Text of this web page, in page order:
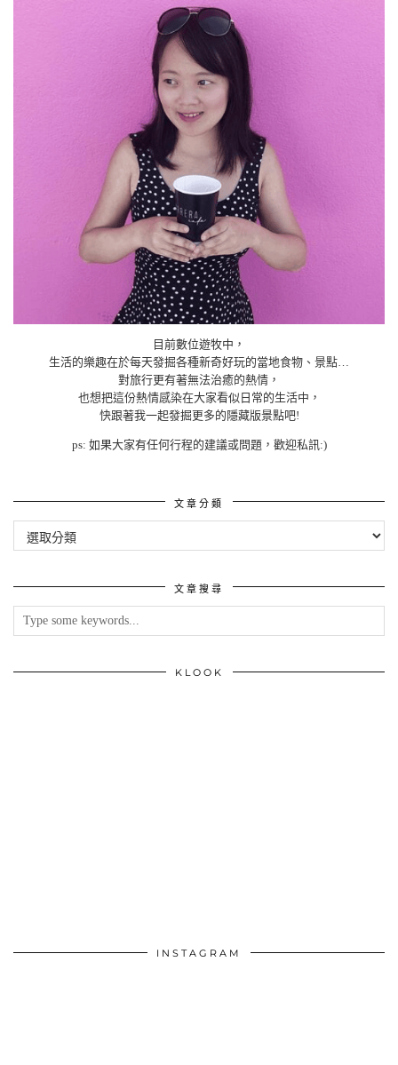
目前數位遊牧中，
生活的樂趣在於每天發掘各種新奇好玩的當地食物、景點…
對旅行更有著無法治癒的熱情，
也想把這份熱情感染在大家看似日常的生活中，
快跟著我一起發掘更多的隱藏版景點吧!
ps: 如果大家有任何行程的建議或問題，歡迎私訊:)
文章分類
文章搜尋
KLOOK
INSTAGRAM